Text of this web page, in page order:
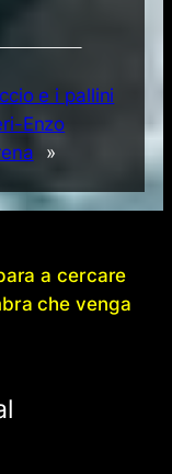
e i pallini
Enzo
»
a cercare
che venga